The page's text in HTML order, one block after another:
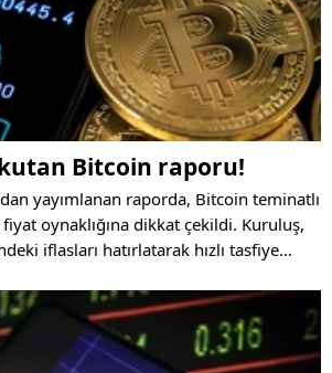
Bitcoin raporu!
yayımlanan raporda, Bitcoin teminatlı
oynaklığına dikkat çekildi. Kuruluş,
iflasları hatırlatarak hızlı tasfiye